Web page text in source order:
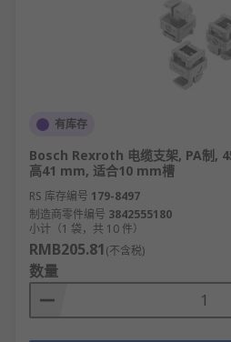
有库存
Bosch Rexroth 电缆支架, PA制,
高41 mm, 适合10 mm槽
RS 库存编号 179-8497
制造商零件编号 3842555180
小计（1 袋，共 10 件）
RMB205.81(不含税)
数量